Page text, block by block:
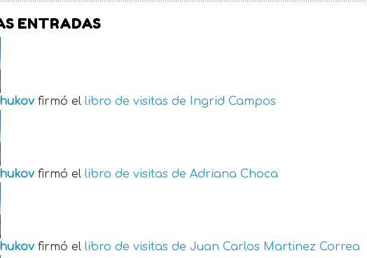
ENTRADAS
firmó el libro de visitas de Ingrid Campos
firmó el libro de visitas de Adriana Choca
firmó el libro de visitas de Juan Carlos Martinez Correa